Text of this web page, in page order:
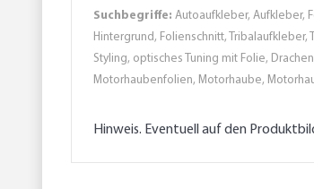
Suchbegriffe: Autoaufkleber, Aufkleber,
Hintergrund, Folienschnitt,
Styling, optisches Tuning mit Folie,
Motorhaubenfolien, Motorhaube,
Hinweis. Eventuell auf den